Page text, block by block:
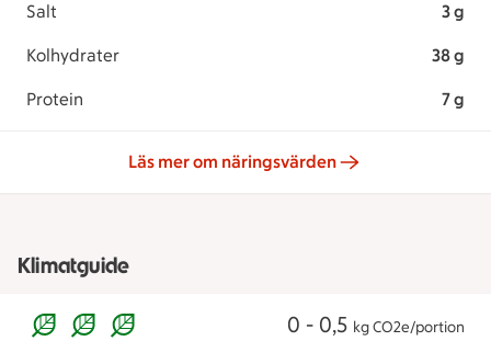
Salt 3 g
Kolhydrater 38 g
Protein 7 g
Läs mer om näringsvärden
Klimatguide
0 - 0,5 kg CO2e/portion